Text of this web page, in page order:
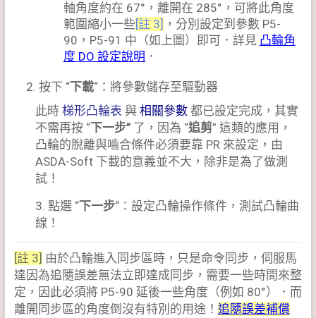
軸角度約在 67°，離開在 285°，可將此角度
範圍縮小一些[註 3] ，分別設定到參數 P5-
90，P5-91 中（如上圖）即可．詳見 凸輪角
度 DO 設定說明 ．
按下 “下載“：將參數儲存至驅動器
此時 梯形凸輪表 與 相關參數都已設定完成，其實
不需再按 “下一步”了，因為 “追剪” 這類的應用，
凸輪的脫離與嚙合條件必須要靠 PR 來設定，由
ASDA-Soft 下載的意義並不大，除非是為了做測
試！
3. 點選 “下一步“：設定凸輪操作條件，測試凸輪曲
線！
[註 3] 由於凸輪進入同步區時，只是命令同步，伺服馬
達因為追隨誤差無法立即達成同步，需要一些時間來整
定，因此必須將 P5-90 延後一些角度（例如 80°）．而
離開同步區的角度倒沒有特別的用途！ 追隨誤差補償